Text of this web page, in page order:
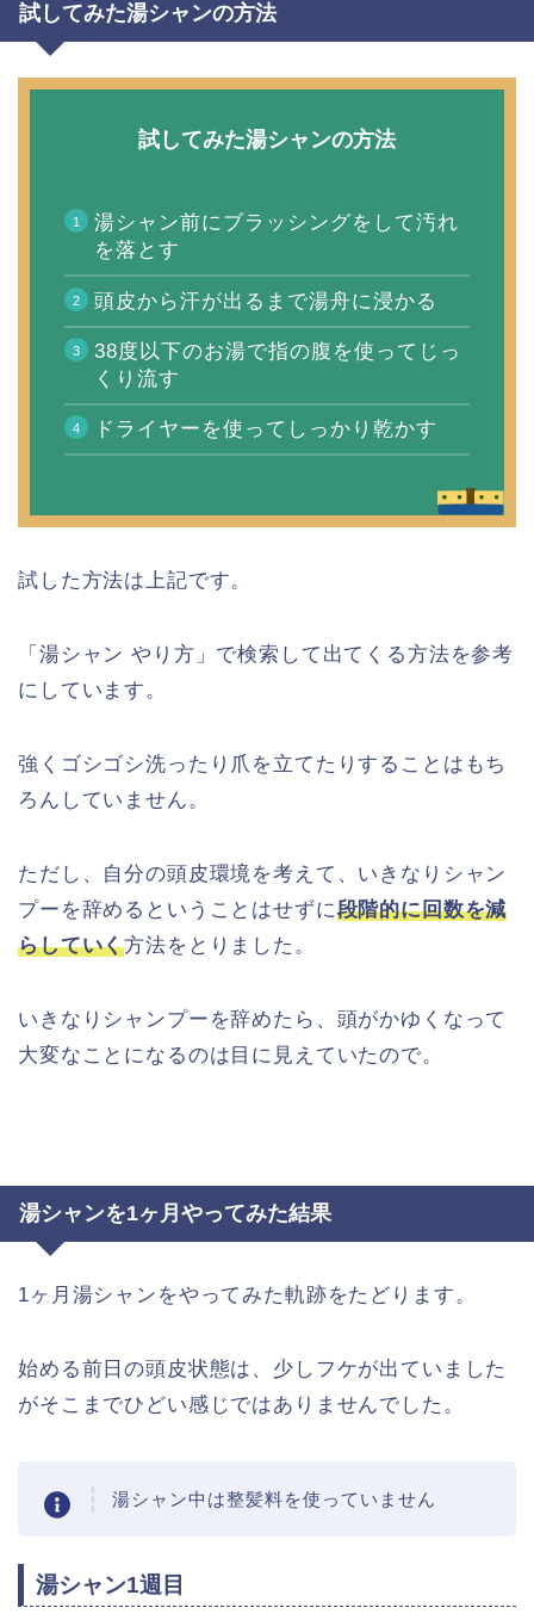
試してみた湯シャンの方法
試してみた湯シャンの方法
湯シャン前にブラッシングをして汚れ
を落とす
頭皮から汗が出るまで湯舟に浸かる
38度以下のお湯で指の腹を使ってじっ
くり流す
ドライヤーを使ってしっかり乾かす
試した方法は上記です。
「湯シャン やり方」で検索して出てくる方法を参考
にしています。
強くゴシゴシ洗ったり爪を立てたりすることはもち
ろんしていません。
ただし、自分の頭皮環境を考えて、いきなりシャン
プーを辞めるということはせずに段階的に回数を減
らしていく方法をとりました。
いきなりシャンプーを辞めたら、頭がかゆくなって
大変なことになるのは目に見えていたので。
湯シャンを1ヶ月やってみた結果
1ヶ月湯シャンをやってみた軌跡をたどります。
始める前日の頭皮状態は、少しフケが出ていました
がそこまでひどい感じではありませんでした。
湯シャン中は整髪料を使っていません
湯シャン1週目